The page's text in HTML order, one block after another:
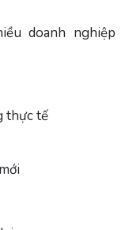
doanh nghiệp
thực tế